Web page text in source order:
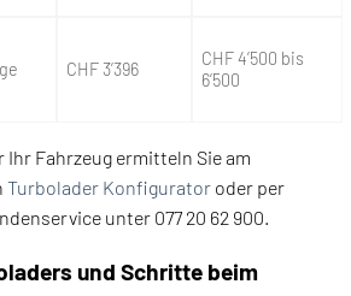
CHF 3’396
CHF 4’500 bis
6’500
Ihr Fahrzeug ermitteln Sie am
Turbolader Konfigurator oder per
unter 077 20 62 900.
und Schritte beim